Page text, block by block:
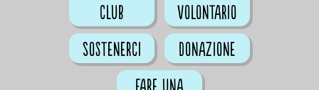
club
volontario
Sostenerci
Donazione